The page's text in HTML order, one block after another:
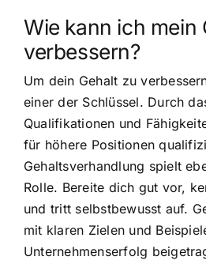
Wie kann ich mein
verbessern?
Um dein Gehalt zu
einer der Schlüssel. Durch
Qualifikationen und
für höhere Positionen
Gehaltsverhandlung spielt
Rolle. Bereite dich gut vor,
und tritt selbstbewusst auf.
mit klaren Zielen und
Unternehmenserfolg